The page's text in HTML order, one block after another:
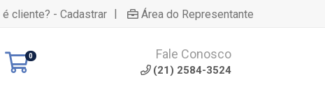
é cliente? - Cadastrar | Área do Representante
0 Fale Conosco
(21) 2584-3524